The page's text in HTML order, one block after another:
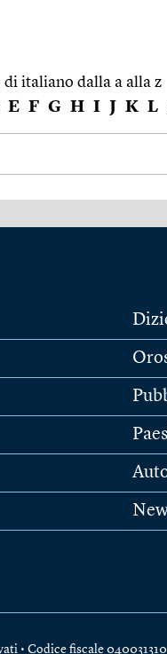
italiano dalla a alla z
E F G H I J K L
• Codice fiscale